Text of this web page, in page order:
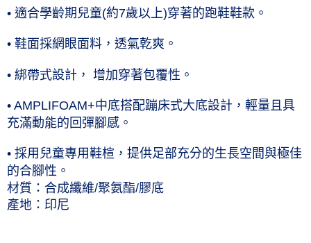
• 適合學齡期兒童(約7歲以上)穿著的跑鞋鞋款。
• 鞋面採網眼面料，透氣乾爽。
• 綁帶式設計， 增加穿著包覆性。
• AMPLIFOAM+中底搭配蹦床式大底設計，輕量且具
充滿動能的回彈腳感。
• 採用兒童專用鞋楦，提供足部充分的生長空間與極佳
的合腳性。
材質：合成纖維/聚氨酯/膠底
產地：印尼